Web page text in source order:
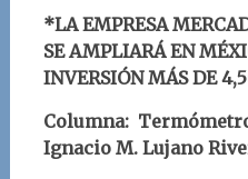
*LA EMPRESA
SE AMPLIARÁ EN
INVERSIÓN MÁS DE
Columna:
Ignacio M. Lujano